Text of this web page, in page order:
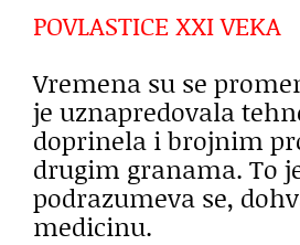
POVLASTICE XXI VEKA
Vremena su se
je uznapredovala
doprinela i brojnim
drugim granama. To
podrazumeva se,
medicinu.